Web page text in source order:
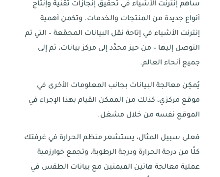
ساهم إنترنت الأشياء في تحقيق إنجازات تقنية وإنتاج
أنواع جديدة من المنتجات والخدمات. وتكمن أهمية
إنترنت الأشياء في إتاحة نقل البيانات المجمّعة – التي تم
التوصل إليها – من حيز محدَّد إلى مركز بيانات، ثم إلى
جميع أنحاء العالم.
يُمكِن معالجة البيانات بجانب المعلومات الأخرى في
موقع مركزي، كذلك من الممكن القيام بهذا الإجراء في
الموقع نفسه من خلال مشغل.
فعلى سبيل المثال، يستشعر منظم الحرارة في غرفتك
كلًا من درجة الحرارة ودرجة الرطوبة، وتجمع خوارزمية
عملية معالجة هاتين القيمتين مع بيانات الطقس في